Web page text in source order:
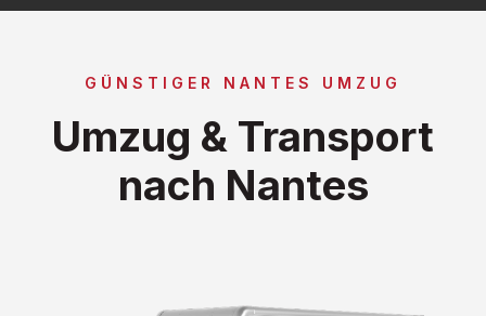
GÜNSTIGER NANTES UMZUG
Umzug & Transport
nach Nantes